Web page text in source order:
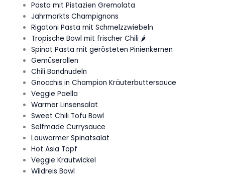
Pasta mit Pistazien Gremolata
Jahrmarkts Champignons
Rigatoni Pasta mit Schmelzzwiebeln
Tropische Bowl mit frischer Chili 🌶️
Spinat Pasta mit gerösteten Pinienkernen
Gemüserollen
Chili Bandnudeln
Gnocchis in Champion Kräuterbuttersauce
Veggie Paella
Warmer Linsensalat
Sweet Chili Tofu Bowl
Selfmade Currysauce
Lauwarmer Spinatsalat
Hot Asia Topf
Veggie Krautwickel
Wildreis Bowl